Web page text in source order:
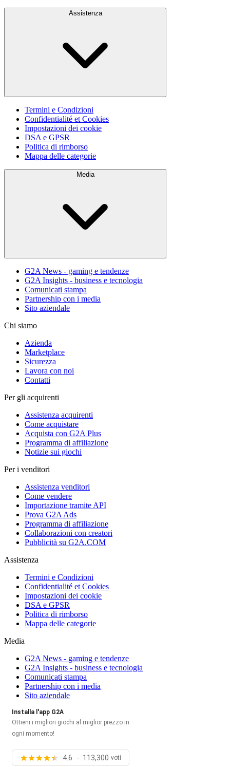
Assistenza
Termini e Condizioni
Confidentialité et Cookies
Impostazioni dei cookie
DSA e GPSR
Politica di rimborso
Mappa delle categorie
Media
G2A News - gaming e tendenze
G2A Insights - business e tecnologia
Comunicati stampa
Partnership con i media
Sito aziendale
Chi siamo
Azienda
Marketplace
Sicurezza
Lavora con noi
Contatti
Per gli acquirenti
Assistenza acquirenti
Come acquistare
Acquista con G2A Plus
Programma di affiliazione
Notizie sui giochi
Per i venditori
Assistenza venditori
Come vendere
Importazione tramite API
Prova G2A Ads
Programma di affiliazione
Collaborazioni con creatori
Pubblicità su G2A.COM
Assistenza
Termini e Condizioni
Confidentialité et Cookies
Impostazioni dei cookie
DSA e GPSR
Politica di rimborso
Mappa delle categorie
Media
G2A News - gaming e tendenze
G2A Insights - business e tecnologia
Comunicati stampa
Partnership con i media
Sito aziendale
Installa l'app G2A
Ottieni i migliori giochi al miglior prezzo in
ogni momento!
4.6 - 113,300 voti